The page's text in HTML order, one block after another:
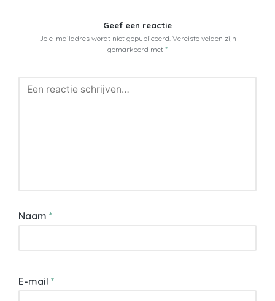
Geef een reactie
Je e-mailadres wordt niet gepubliceerd. Vereiste velden zijn
gemarkeerd met *
Naam *
E-mail *